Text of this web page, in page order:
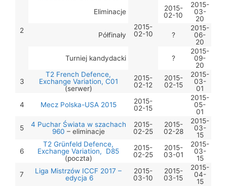
2
2015-
02-10
Eliminacje
2015-
02-10
2015-
03-
20
Półfinały
?
2015-
06-
20
Turniej kandydacki
?
2015-
09-
20
3
T2 French Defence,
Exchange Variation, C01
(serwer)
2015-
02-12
2015-
02-15
2015-
03-
01
4
Mecz Polska-USA 2015
2015-
02-15
2015-
05-
01
5
4 Puchar Świata w szachach
960 – eliminacje
2015-
02-25
2015-
02-28
2015-
03-
15
6
T2 Grünfeld Defence,
Exchange Variation, D85
(poczta)
2015-
02-25
2015-
03-01
2015-
03-
15
7
Liga Mistrzów ICCF 2017 –
edycja 6
2015-
03-10
2015-
03-15
2015-
04-
15